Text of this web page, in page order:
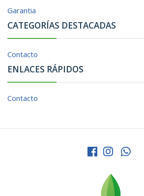
Garantia
CATEGORÍAS DESTACADAS
Contacto
ENLACES RÁPIDOS
Contacto